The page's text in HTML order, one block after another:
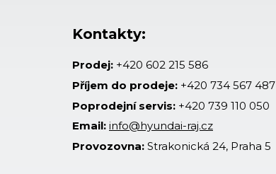
Kontakty:
Prodej: +420 602 215 586
Příjem do prodeje: +420 734 567 487
Poprodejní servis: +420 739 110 050
Email: info@hyundai-raj.cz
Provozovna: Strakonická 24, Praha 5